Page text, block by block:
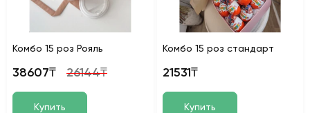
Комбо 15 роз Рояль
38607₸ 26144₸
Купить
Комбо 15 роз стандарт
21531₸
Купить